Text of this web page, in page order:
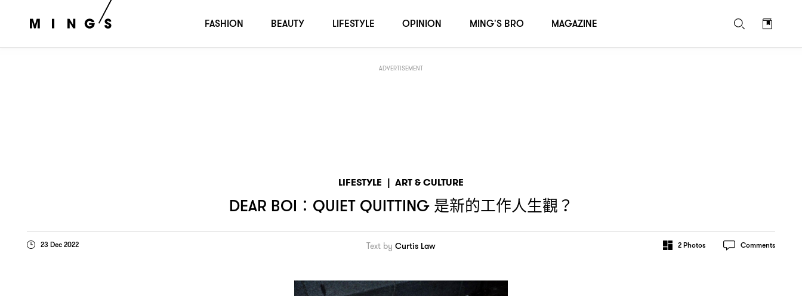
ADVERTISEMENT
LIFESTYLE | ART & CULTURE
DEAR BOI：QUIET QUITTING 是新的工作人生觀 ？
23 Dec 2022 Text by Curtis Law 2Photos Comments
FASHION BEAUTY LIFESTYLE OPINION MING'S BRO MAGAZINE
DEAR BOI：QUIET QUITTING ？